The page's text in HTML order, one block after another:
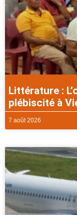
Littérature :
plébiscité à
7 août 2026